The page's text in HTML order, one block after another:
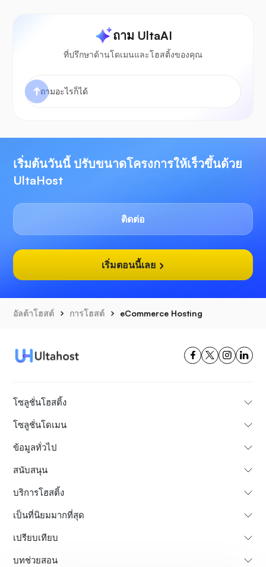
ถาม UltaAI
ที่ปรึกษาด้านโดเมนและโฮสติ้งของคุณ
เริ่มต้นวันนี้ ปรับขนาดโครงการให้เร็วขึ้นด้วย
UltaHost
ติดต่อ
เริ่มตอนนี้เลย
อัลต้าโฮสต์ การโฮสต์ eCommerce Hosting
โซลูชั่นโฮสติ้ง
โซลูชั่นโดเมน
ข้อมูลทั่วไป
สนับสนุน
บริการโฮสติ้ง
เป็นที่นิยมมากที่สุด
เปรียบเทียบ
บทช่วยสอน